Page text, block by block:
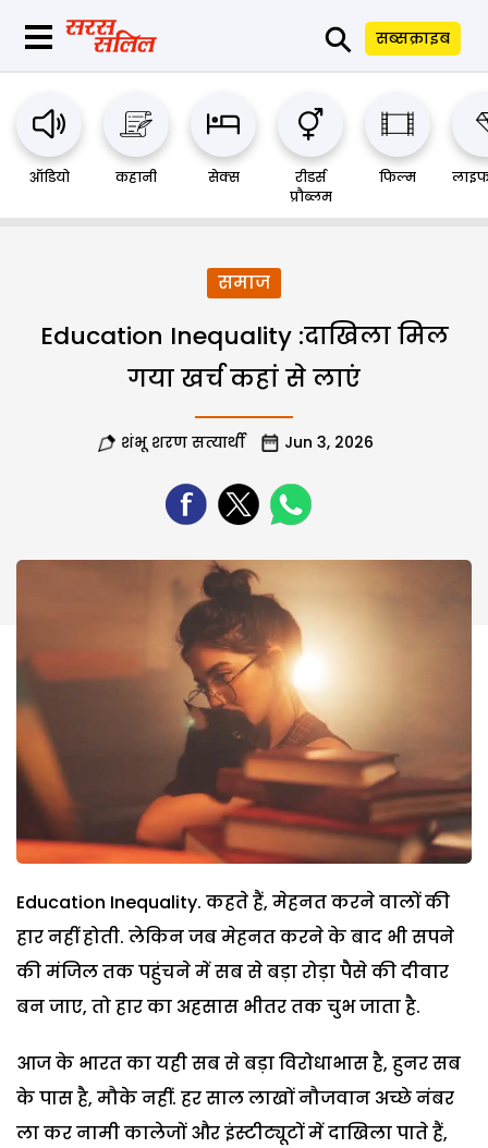
⚲ सब्सक्राइब
ऑडियो कहानी सेक्स
रीडर्स
प्रौब्लम
फिल्म
समाज
Education Inequality :दाखिला मिल
गया खर्च कहां से लाएं
शंभू शरण सत्यार्थी Jun 3, 2026
Education Inequality. कहते हैं, मेहनत करने वालों की
हार नहीं होती. लेकिन जब मेहनत करने के बाद भी सपने
की मंजिल तक पहुंचने में सब से बड़ा रोड़ा पैसे की दीवार
बन जाए, तो हार का अहसास भीतर तक चुभ जाता है.
आज के भारत का यही सब से बड़ा विरोधाभास है, हुनर सब
के पास है, मौके नहीं. हर साल लाखों नौजवान अच्छे नंबर
ला कर नामी कालेजों और इंस्टीट्यूटों में दाखिला पाते हैं,